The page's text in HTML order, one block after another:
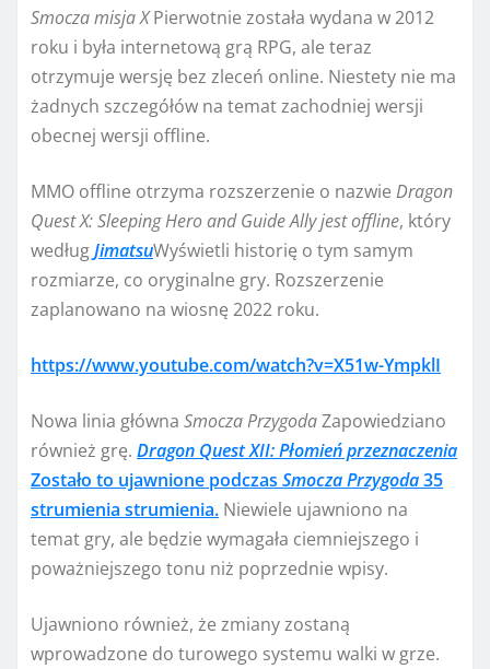
Smocza misja XPierwotnie została wydana w 2012
roku i była internetową grą RPG, ale teraz
otrzymuje wersję bez zleceń online. Niestety nie ma
żadnych szczegółów na temat zachodniej wersji
obecnej wersji offline.
MMO offline otrzyma rozszerzenie o nazwie Dragon
Quest X: Sleeping Hero and Guide Ally jest offline, który
wedługJimatsuWyświetli historię o tym samym
rozmiarze, co oryginalne gry. Rozszerzenie
zaplanowano na wiosnę 2022 roku.
https://www.youtube.com/watch?v=X51w-YmpklI
Nowa linia główna Smocza PrzygodaZapowiedziano
również grę. Dragon Quest XII: Płomień przeznaczenia
Zostało to ujawnione podczas Smocza Przygoda35
strumienia strumienia. Niewiele ujawniono na
temat gry, ale będzie wymagała ciemniejszego i
poważniejszego tonu niż poprzednie wpisy.
Ujawniono również, że zmiany zostaną
wprowadzone do turowego systemu walki w grze.